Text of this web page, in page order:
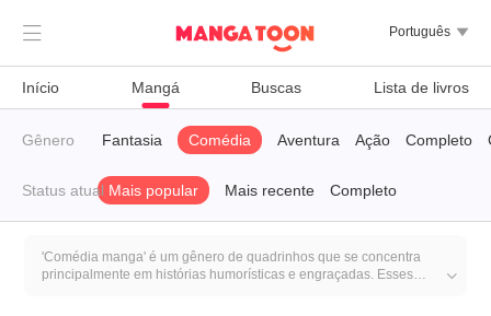
 Português 
Início Mangá Buscas Lista de livros
Gênero
Trágico Fantasia Comédia Aventura Ação Completo
Status atual Mais popular Mais recente Completo
'Comédia manga' é um gênero de quadrinhos que se concentra
principalmente em histórias humorísticas e engraçadas. Esses
